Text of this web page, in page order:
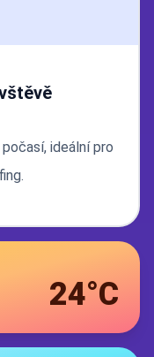
ideální pro
24°C